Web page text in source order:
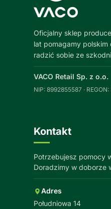
Oficjalny sklep
lat pomagamy polskim
radzić sobie ze
VACO Retail Sp. z o.o.
NIP: 8992855587 · REGON:
Kontakt
Potrzebujesz pomocy
Doradzimy w doborze
Adres
Południowa 14